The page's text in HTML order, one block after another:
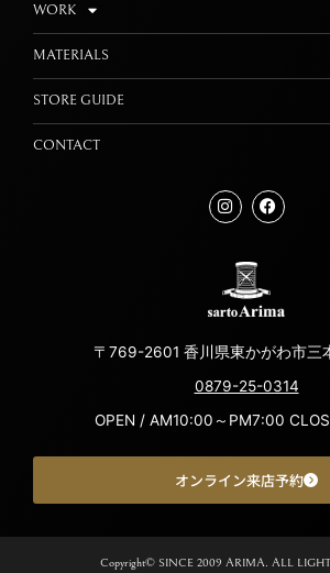
〒769-2601 香川県東かがわ市三
0879-25-0314
OPEN / AM10:00～PM7:00
オンライン来店予約
WORK
MATERIALS
STORE GUIDE
CONTACT
Copyright© SINCE 2009 ARIMA. ALL LIGHT